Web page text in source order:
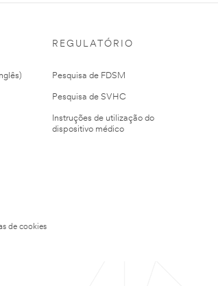
REGULATÓRIO
Pesquisa de FDSM
Pesquisa de SVHC
Instruções de utilização do
dispositivo médico
de cookies